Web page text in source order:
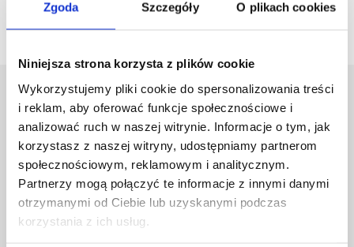
Zgoda Szczegóły O plikach cookies
Niniejsza strona korzysta z plików cookie
Wykorzystujemy pliki cookie do spersonalizowania treści
i reklam, aby oferować funkcje społecznościowe i
analizować ruch w naszej witrynie. Informacje o tym, jak
korzystasz z naszej witryny, udostępniamy partnerom
społecznościowym, reklamowym i analitycznym.
Partnerzy mogą połączyć te informacje z innymi danymi
otrzymanymi od Ciebie lub uzyskanymi podczas
korzystania z ich usług.
Uniwersytet Rzeszowski
Al. Tadeusza Rejtana 16C
35-959 Rzeszów
Pomiń
nawigację
przejdź
Polityka prywatności
Mapa serwisu
Biblioteka
Wydawnictwo